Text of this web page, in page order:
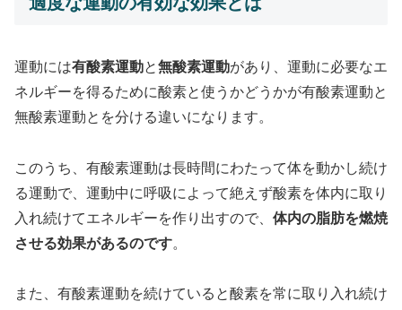
運動には有酸素運動と無酸素運動があり、運動に必要なエ
ネルギーを得るために酸素と使うかどうかが有酸素運動と
無酸素運動とを分ける違いになります。
このうち、有酸素運動は長時間にわたって体を動かし続け
る運動で、運動中に呼吸によって絶えず酸素を体内に取り
入れ続けてエネルギーを作り出すので、 体内の脂肪を燃焼
させる効果があるのです。
また、有酸素運動を続けていると酸素を常に取り入れ続け